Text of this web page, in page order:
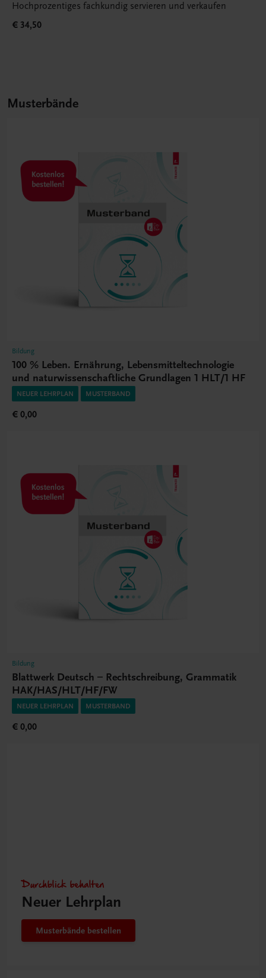
Hochprozentiges fachkundig servieren und verkaufen
€ 34,50
Musterbände
Bildung
100 % Leben. Ernährung, Lebensmitteltechnologie
und naturwissenschaftliche Grundlagen 1 HLT/1 HF
NEUER LEHRPLAN MUSTERBAND
€ 0,00
Bildung
Blattwerk Deutsch – Rechtschreibung, Grammatik
HAK/HAS/HLT/HF/FW
NEUER LEHRPLAN MUSTERBAND
€ 0,00
Durchblick behalten
Neuer Lehrplan
Musterbände bestellen